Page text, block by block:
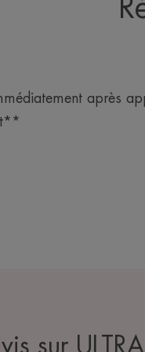
après
sur